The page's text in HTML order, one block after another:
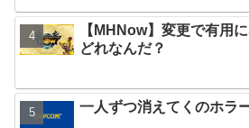
【MHNow】変更で有用
どれなんだ？
一人ずつ消えてくのホラ